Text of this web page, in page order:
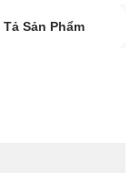
Tả Sản Phẩm